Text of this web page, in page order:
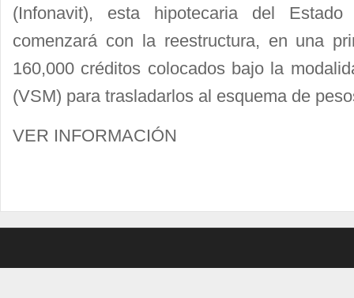
(Infonavit), esta hipotecaria del
comenzará con la reestructura, en una
160,000 créditos colocados bajo la
(VSM) para trasladarlos al esquema de
VER INFORMACIÓN